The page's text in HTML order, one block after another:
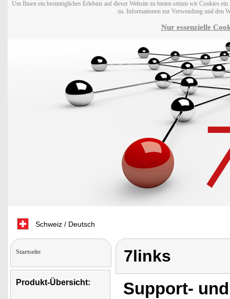
Um Ihnen ein bestmögliches Erlebnis auf dieser Website zu bieten setzen wir Cookies
zu. Informationen zur Verwendung und den
Nur essenzielle
Schweiz / Deutsch
Startseite
Produkt-Übersicht:
7links
Support-